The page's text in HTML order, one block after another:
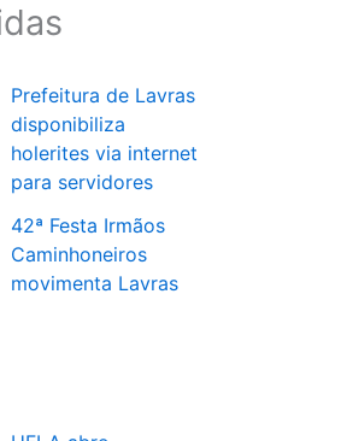
Prefeitura de Lavras
disponibiliza
holerites via internet
para servidores
42ª Festa Irmãos
Caminhoneiros
movimenta Lavras